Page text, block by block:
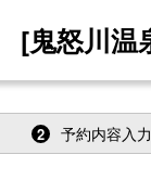
[鬼怒川温
2 予約内容入力